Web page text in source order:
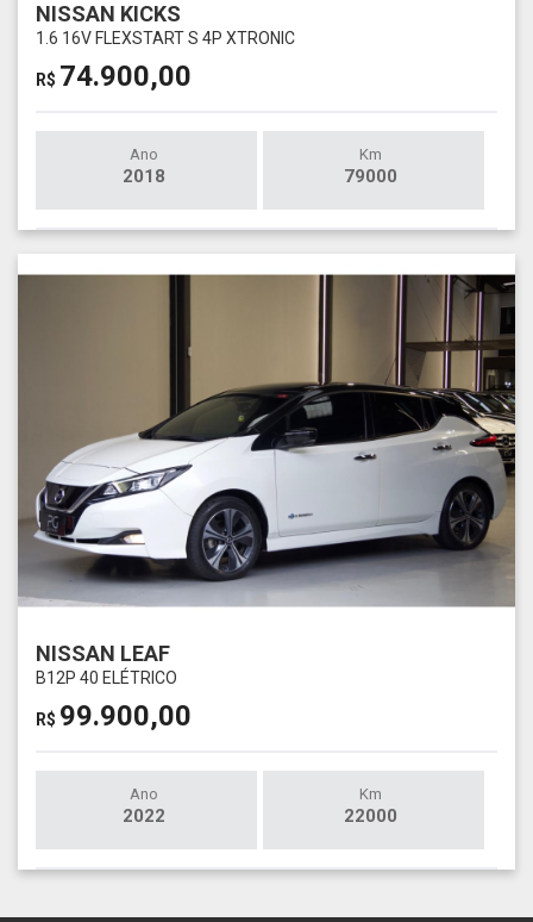
NISSAN KICKS
1.6 16V FLEXSTART S 4P XTRONIC
R$ 74.900,00
Ano
2018
Km
79000
NISSAN LEAF
B12P 40 ELÉTRICO
R$ 99.900,00
Ano
2022
Km
22000